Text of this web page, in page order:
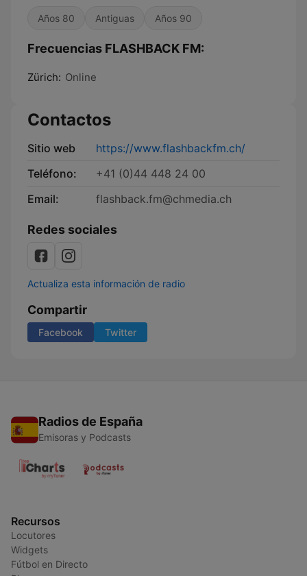
Años 80 Antiguas Años 90
Frecuencias FLASHBACK FM:
Zürich: Online
Contactos
Sitio web
https://www.flashbackfm.ch/
Teléfono:
+41 (0)44 448 24 00
Email:
flashback.fm@chmedia.ch
Redes sociales
Actualiza esta información de radio
Compartir
Facebook Twitter
Radios de España
Emisoras y Podcasts
Recursos
Locutores
Widgets
Fútbol en Directo